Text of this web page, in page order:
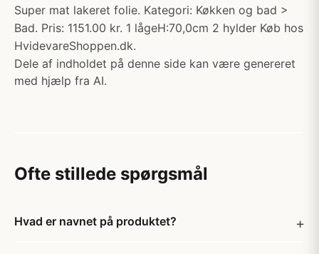
Super mat lakeret folie. Kategori: Køkken og bad >
Bad. Pris: 1151.00 kr. 1 lågeH:70,0cm 2 hylder Køb hos
HvidevareShoppen.dk.
Dele af indholdet på denne side kan være genereret
med hjælp fra AI.
Ofte stillede spørgsmål
Hvad er navnet på produktet?